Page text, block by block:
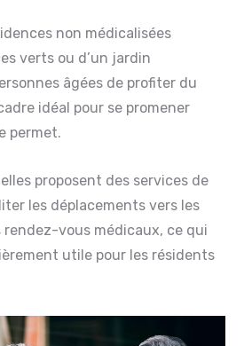
non médicalisées
verts ou d’un jardin
âgées de profiter du
idéal pour se promener
permet.
proposent des services de
les déplacements vers les
rendez-vous médicaux, ce qui
utile pour les résidents